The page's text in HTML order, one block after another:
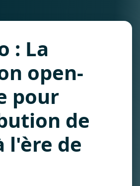
: La
open-
pour
de
l'ère de